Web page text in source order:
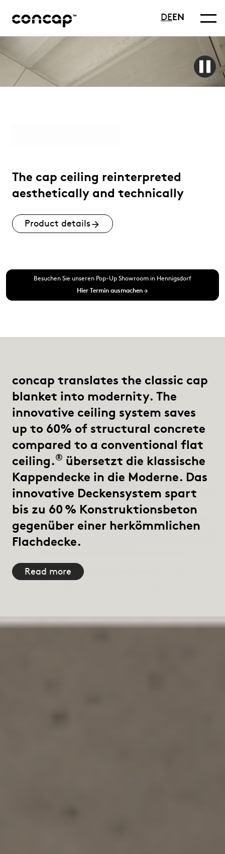
DEEN
The cap ceiling reinterpreted
aesthetically and technically
Product detailsarrow_forward
Besuchen Sie unseren Pop-Up Showroom in Hennigsdorf
Hier Termin ausmachenarrow_forward
concap translates the classic cap
blanket into modernity. The
innovative ceiling system saves
up to 60% of structural concrete
compared to a conventional flat
ceiling.® übersetzt die klassische
Kappendecke in die Moderne. Das
innovative Deckensystem spart
bis zu 60 % Konstruktionsbeton
gegenüber einer herkömmlichen
Flachdecke.
Read more